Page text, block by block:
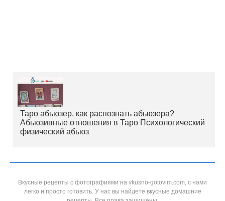
Таро абьюзер, как распознать абьюзера?
Абьюзивные отношения в Таро Психологический
физический абьюз
Вкусные рецепты с фотографиями на vkusno-gotovim.com, с нами
легко и просто готовить. У нас вы найдете вкусные домашние